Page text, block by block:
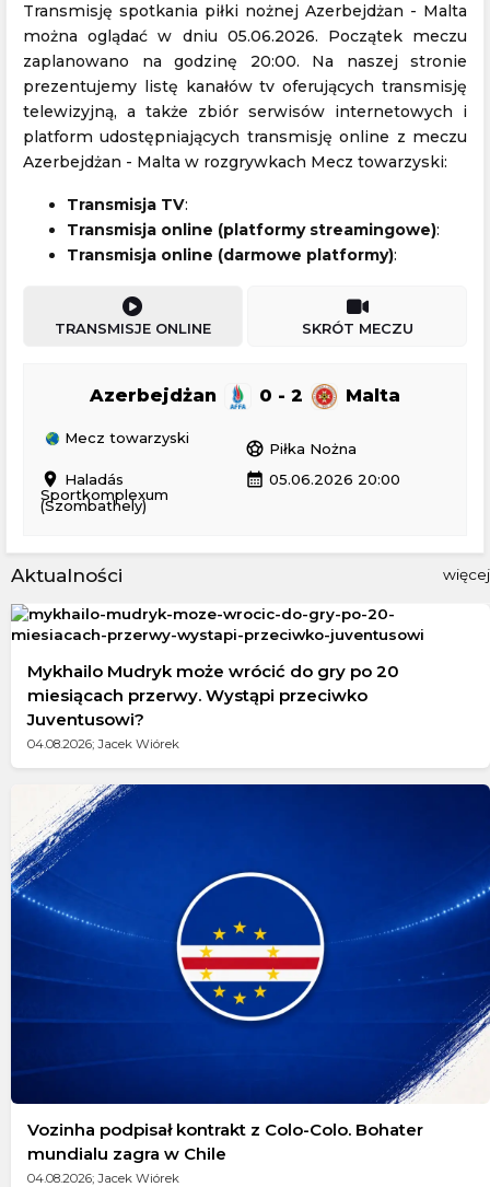
Transmisję spotkania piłki nożnej Azerbejdżan - Malta
można oglądać w dniu 05.06.2026. Początek meczu
zaplanowano na godzinę 20:00. Na naszej stronie
prezentujemy listę kanałów tv oferujących transmisję
telewizyjną, a także zbiór serwisów internetowych i
platform udostępniających transmisję online z meczu
Azerbejdżan - Malta w rozgrywkach Mecz towarzyski:
Transmisja TV:
Transmisja online (platformy streamingowe):
Transmisja online (darmowe platformy):
TRANSMISJE ONLINE SKRÓT MECZU
Azerbejdżan 0 - 2 Malta
Mecz towarzyski
sports_soccer Piłka Nożna
location_on Haladás
Sportkomplexum
(Szombathely)
calendar_month 05.06.2026 20:00
Aktualności więcej
Mykhailo Mudryk może wrócić do gry po 20
miesiącach przerwy. Wystąpi przeciwko
Juventusowi?
04.08.2026; Jacek Wiórek
Vozinha podpisał kontrakt z Colo-Colo. Bohater
mundialu zagra w Chile
04.08.2026; Jacek Wiórek